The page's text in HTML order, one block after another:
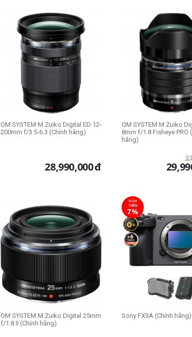
OM SYSTEM M.Zuiko Digital ED 12-
200mm f/3.5-6.3 (Chính hãng)
28,990,000đ
OM SYSTEM M.Zuiko
8mm f/1.8 Fisheye PRO
hãng)
OM SYSTEM M.Zuiko Digital 25mm
f/1.8 II (Chính hãng)
GIẢM
THÊM
7%
Sony FX3A (Chính hãng)